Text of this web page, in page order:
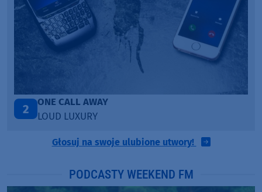
3
Talk To You
ANOTR ft. 54 Ultra
Głosuj na swoje ulubione utwory!
PODCASTY WEEKEND FM